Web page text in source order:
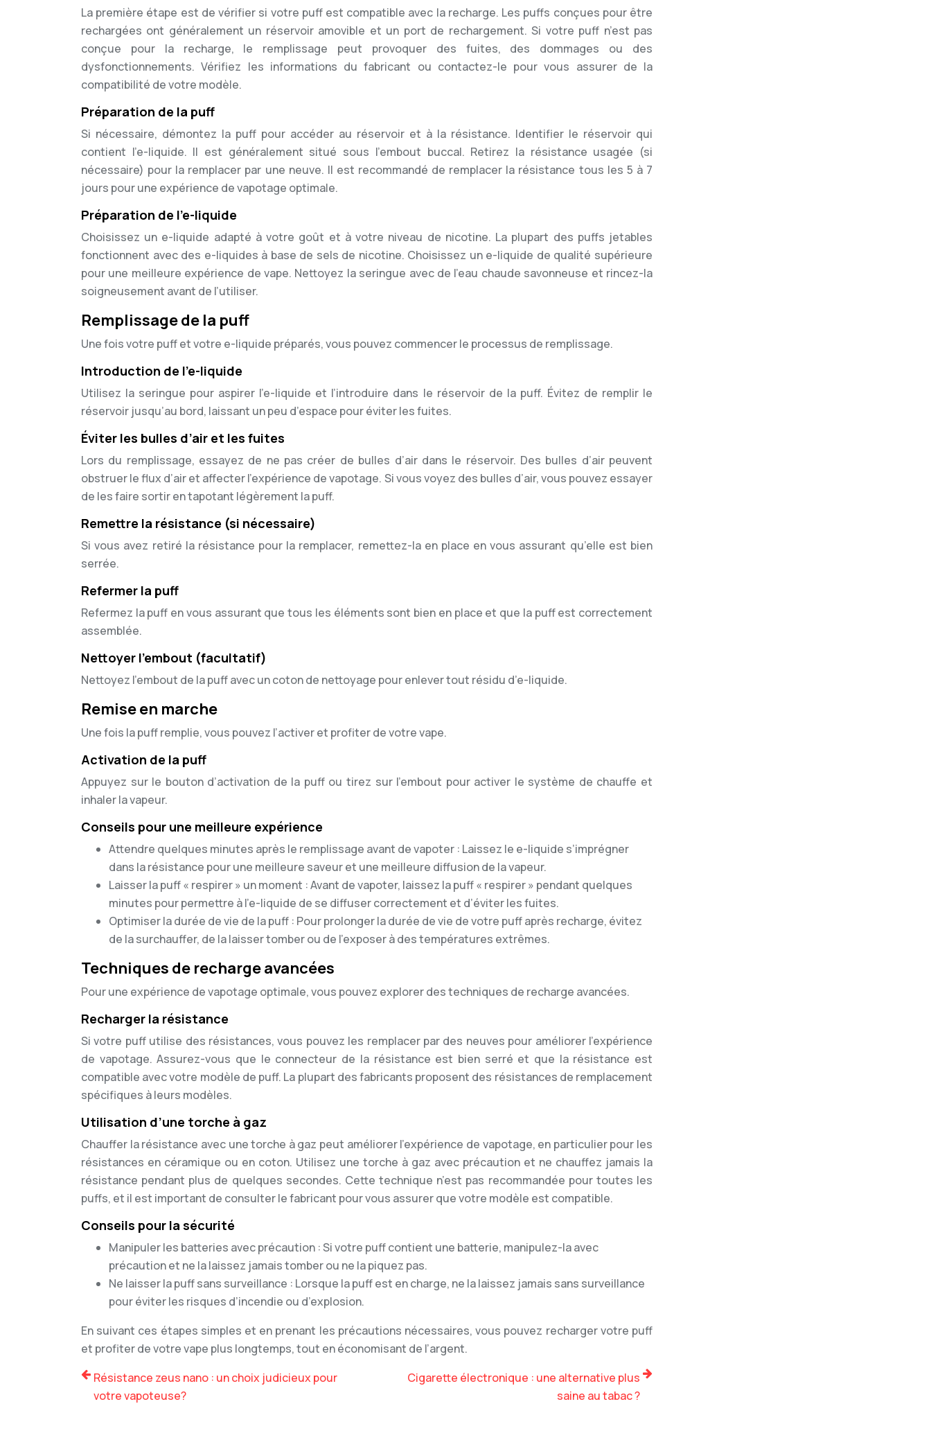
La première étape est de vérifier si votre puff est compatible avec la recharge. Les puffs conçues pour être
rechargées ont généralement un réservoir amovible et un port de rechargement. Si votre puff n’est pas
conçue pour la recharge, le remplissage peut provoquer des fuites, des dommages ou des
dysfonctionnements. Vérifiez les informations du fabricant ou contactez-le pour vous assurer de la
compatibilité de votre modèle.
Préparation de la puff
Si nécessaire, démontez la puff pour accéder au réservoir et à la résistance. Identifier le réservoir qui
contient l’e-liquide. Il est généralement situé sous l’embout buccal. Retirez la résistance usagée (si
nécessaire) pour la remplacer par une neuve. Il est recommandé de remplacer la résistance tous les 5 à 7
jours pour une expérience de vapotage optimale.
Préparation de l’e-liquide
Choisissez un e-liquide adapté à votre goût et à votre niveau de nicotine. La plupart des puffs jetables
fonctionnent avec des e-liquides à base de sels de nicotine. Choisissez un e-liquide de qualité supérieure
pour une meilleure expérience de vape. Nettoyez la seringue avec de l’eau chaude savonneuse et rincez-la
soigneusement avant de l’utiliser.
Remplissage de la puff
Une fois votre puff et votre e-liquide préparés, vous pouvez commencer le processus de remplissage.
Introduction de l’e-liquide
Utilisez la seringue pour aspirer l’e-liquide et l’introduire dans le réservoir de la puff. Évitez de remplir le
réservoir jusqu’au bord, laissant un peu d’espace pour éviter les fuites.
Éviter les bulles d’air et les fuites
Lors du remplissage, essayez de ne pas créer de bulles d’air dans le réservoir. Des bulles d’air peuvent
obstruer le flux d’air et affecter l’expérience de vapotage. Si vous voyez des bulles d’air, vous pouvez essayer
de les faire sortir en tapotant légèrement la puff.
Remettre la résistance (si nécessaire)
Si vous avez retiré la résistance pour la remplacer, remettez-la en place en vous assurant qu’elle est bien
serrée.
Refermer la puff
Refermez la puff en vous assurant que tous les éléments sont bien en place et que la puff est correctement
assemblée.
Nettoyer l’embout (facultatif)
Nettoyez l’embout de la puff avec un coton de nettoyage pour enlever tout résidu d’e-liquide.
Remise en marche
Une fois la puff remplie, vous pouvez l’activer et profiter de votre vape.
Activation de la puff
Appuyez sur le bouton d’activation de la puff ou tirez sur l’embout pour activer le système de chauffe et
inhaler la vapeur.
Conseils pour une meilleure expérience
Attendre quelques minutes après le remplissage avant de vapoter : Laissez le e-liquide s’imprégner
dans la résistance pour une meilleure saveur et une meilleure diffusion de la vapeur.
Laisser la puff « respirer » un moment : Avant de vapoter, laissez la puff « respirer » pendant quelques
minutes pour permettre à l’e-liquide de se diffuser correctement et d’éviter les fuites.
Optimiser la durée de vie de la puff : Pour prolonger la durée de vie de votre puff après recharge, évitez
de la surchauffer, de la laisser tomber ou de l’exposer à des températures extrêmes.
Techniques de recharge avancées
Pour une expérience de vapotage optimale, vous pouvez explorer des techniques de recharge avancées.
Recharger la résistance
Si votre puff utilise des résistances, vous pouvez les remplacer par des neuves pour améliorer l’expérience
de vapotage. Assurez-vous que le connecteur de la résistance est bien serré et que la résistance est
compatible avec votre modèle de puff. La plupart des fabricants proposent des résistances de remplacement
spécifiques à leurs modèles.
Utilisation d’une torche à gaz
Chauffer la résistance avec une torche à gaz peut améliorer l’expérience de vapotage, en particulier pour les
résistances en céramique ou en coton. Utilisez une torche à gaz avec précaution et ne chauffez jamais la
résistance pendant plus de quelques secondes. Cette technique n’est pas recommandée pour toutes les
puffs, et il est important de consulter le fabricant pour vous assurer que votre modèle est compatible.
Conseils pour la sécurité
Manipuler les batteries avec précaution : Si votre puff contient une batterie, manipulez-la avec
précaution et ne la laissez jamais tomber ou ne la piquez pas.
Ne laisser la puff sans surveillance : Lorsque la puff est en charge, ne la laissez jamais sans surveillance
pour éviter les risques d’incendie ou d’explosion.
En suivant ces étapes simples et en prenant les précautions nécessaires, vous pouvez recharger votre puff
et profiter de votre vape plus longtemps, tout en économisant de l’argent.
Résistance zeus nano : un choix judicieux pour
votre vapoteuse?
Cigarette électronique : une alternative plus
saine au tabac ?